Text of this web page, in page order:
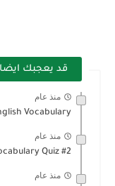
قد يعجبك ايضا
منذ عام
Vocabulary...
منذ عام
Quiz #2
منذ عام